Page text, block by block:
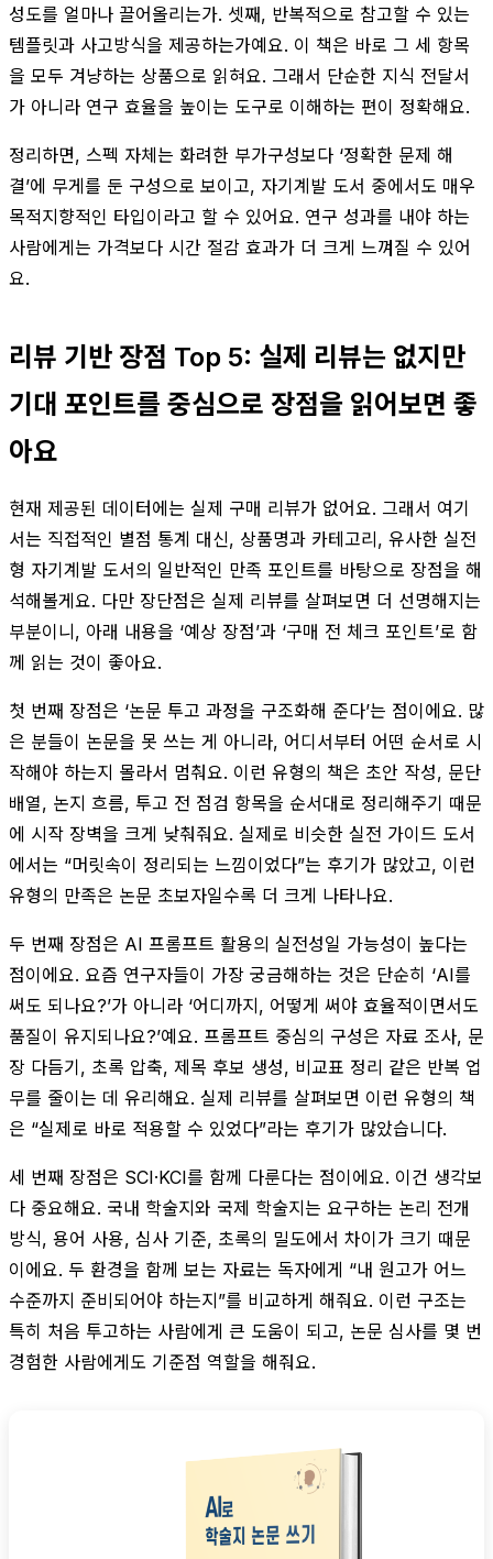
성도를 얼마나 끌어올리는가. 셋째, 반복적으로 참고할 수 있는
템플릿과 사고방식을 제공하는가예요. 이 책은 바로 그 세 항목
을 모두 겨냥하는 상품으로 읽혀요. 그래서 단순한 지식 전달서
가 아니라 연구 효율을 높이는 도구로 이해하는 편이 정확해요.
정리하면, 스펙 자체는 화려한 부가구성보다 ‘정확한 문제 해
결’에 무게를 둔 구성으로 보이고, 자기계발 도서 중에서도 매우
목적지향적인 타입이라고 할 수 있어요. 연구 성과를 내야 하는
사람에게는 가격보다 시간 절감 효과가 더 크게 느껴질 수 있어
요.
리뷰 기반 장점 Top 5: 실제 리뷰는 없지만
기대 포인트를 중심으로 장점을 읽어보면 좋
아요
현재 제공된 데이터에는 실제 구매 리뷰가 없어요. 그래서 여기
서는 직접적인 별점 통계 대신, 상품명과 카테고리, 유사한 실전
형 자기계발 도서의 일반적인 만족 포인트를 바탕으로 장점을 해
석해볼게요. 다만 장단점은 실제 리뷰를 살펴보면 더 선명해지는
부분이니, 아래 내용을 ‘예상 장점’과 ‘구매 전 체크 포인트’로 함
께 읽는 것이 좋아요.
첫 번째 장점은 ‘논문 투고 과정을 구조화해 준다’는 점이에요. 많
은 분들이 논문을 못 쓰는 게 아니라, 어디서부터 어떤 순서로 시
작해야 하는지 몰라서 멈춰요. 이런 유형의 책은 초안 작성, 문단
배열, 논지 흐름, 투고 전 점검 항목을 순서대로 정리해주기 때문
에 시작 장벽을 크게 낮춰줘요. 실제로 비슷한 실전 가이드 도서
에서는 “머릿속이 정리되는 느낌이었다”는 후기가 많았고, 이런
유형의 만족은 논문 초보자일수록 더 크게 나타나요.
두 번째 장점은 AI 프롬프트 활용의 실전성일 가능성이 높다는
점이에요. 요즘 연구자들이 가장 궁금해하는 것은 단순히 ‘AI를
써도 되나요?’가 아니라 ‘어디까지, 어떻게 써야 효율적이면서도
품질이 유지되나요?’예요. 프롬프트 중심의 구성은 자료 조사, 문
장 다듬기, 초록 압축, 제목 후보 생성, 비교표 정리 같은 반복 업
무를 줄이는 데 유리해요. 실제 리뷰를 살펴보면 이런 유형의 책
은 “실제로 바로 적용할 수 있었다”라는 후기가 많았습니다.
세 번째 장점은 SCI·KCI를 함께 다룬다는 점이에요. 이건 생각보
다 중요해요. 국내 학술지와 국제 학술지는 요구하는 논리 전개
방식, 용어 사용, 심사 기준, 초록의 밀도에서 차이가 크기 때문
이에요. 두 환경을 함께 보는 자료는 독자에게 “내 원고가 어느
수준까지 준비되어야 하는지”를 비교하게 해줘요. 이런 구조는
특히 처음 투고하는 사람에게 큰 도움이 되고, 논문 심사를 몇 번
경험한 사람에게도 기준점 역할을 해줘요.